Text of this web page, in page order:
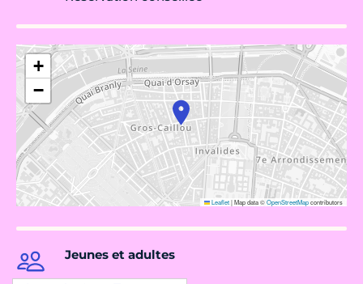
+
−
Leaflet|Map data ©OpenStreetMapcontributors
Jeunes et adultes